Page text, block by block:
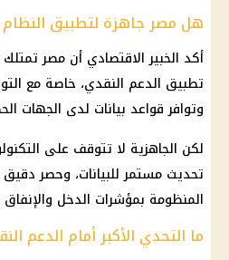
هل مصر جاهزة لتطبيق النظام
أكد الخبير الاقتصادي أن مصر
تطبيق الدعم النقدي، خاصة مع
وتوافر قواعد بيانات لدى الجهات
لكن الجاهزية لا تتوقف على
تحديث مستمر للبيانات، وحصر
المنظومة بمؤشرات الدخل والإنفاق
ما التحدي الأكبر أمام الدعم